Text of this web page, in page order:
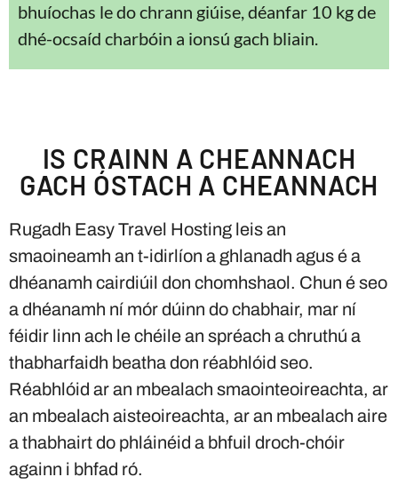
bhuíochas le do chrann giúise, déanfar 10 kg de
dhé-ocsaíd charbóin a ionsú gach bliain.
IS CRAINN A CHEANNACH
GACH ÓSTACH A CHEANNACH
Rugadh Easy Travel Hosting leis an
smaoineamh an t-idirlíon a ghlanadh agus é a
dhéanamh cairdiúil don chomhshaol. Chun é seo
a dhéanamh ní mór dúinn do chabhair, mar ní
féidir linn ach le chéile an spréach a chruthú a
thabharfaidh beatha don réabhlóid seo.
Réabhlóid ar an mbealach smaointeoireachta, ar
an mbealach aisteoireachta, ar an mbealach aire
a thabhairt do phláinéid a bhfuil droch-chóir
againn i bhfad ró.